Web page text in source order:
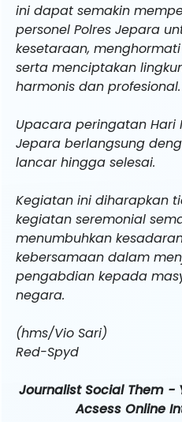
ini dapat semakin
personel Polres Jepara
kesetaraan,
serta menciptakan
harmonis dan profesional.
Upacara peringatan Hari
Jepara berlangsung
lancar hingga selesai.
Kegiatan ini diharapkan
kegiatan seremonial
menumbuhkan
kebersamaan dalam
pengabdian kepada
negara.
(hms/Vio Sari)
Red-Spyd
Journalist Social Them -
Acsess Online